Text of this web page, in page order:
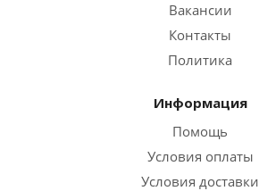
Вакансии
Контакты
Политика
Информация
Помощь
Условия оплаты
Условия доставки